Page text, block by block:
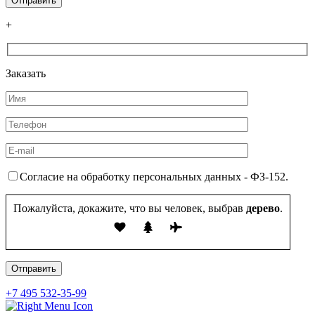
+
Заказать
Согласие на обработку персональных данных - ФЗ-152.
Пожалуйста, докажите, что вы человек, выбрав дерево.
+7 495 532-35-99